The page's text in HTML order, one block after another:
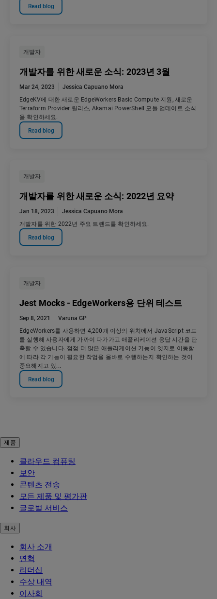
Read blog
개발자
개발자를 위한 새로운 소식: 2023년 3월
Mar 24, 2023
Jessica Capuano Mora
EdgeKV에 대한 새로운 EdgeWorkers Basic Compute 지원, 새로운
Terraform Provider 릴리스, Akamai PowerShell 모듈 업데이트 소식
을 확인하세요.
Read blog
개발자
개발자를 위한 새로운 소식: 2022년 요약
Jan 18, 2023
Jessica Capuano Mora
개발자를 위한 2022년 주요 트렌드를 확인하세요.
Read blog
개발자
Jest Mocks - EdgeWorkers용 단위 테스트
Sep 8, 2021
Varuna GP
EdgeWorkers를 사용하면 4,200개 이상의 위치에서 JavaScript 코드
를 실행해 사용자에게 가까이 다가가고 애플리케이션 응답 시간을 단
축할 수 있습니다. 점점 더 많은 애플리케이션 기능이 엣지로 이동함
에 따라 각 기능이 필요한 작업을 올바로 수행하는지 확인하는 것이
중요해지고 있...
Read blog
제품
클라우드 컴퓨팅
보안
콘텐츠 전송
모든 제품 및 평가판
글로벌 서비스
회사
회사 소개
연혁
리더십
수상 내역
이사회